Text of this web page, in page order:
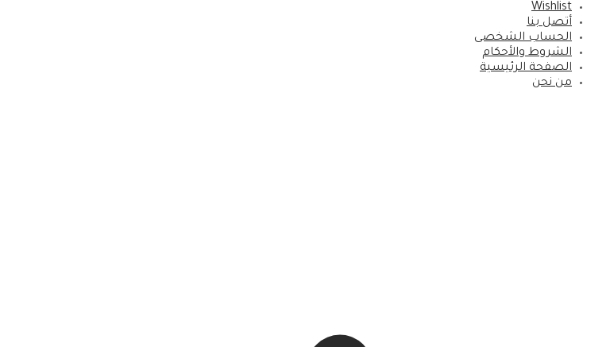
Wishlist
أتصل بنا
الحساب الشخصى
الشروط والأحكام
الصفحة الرئيسية
من نحن